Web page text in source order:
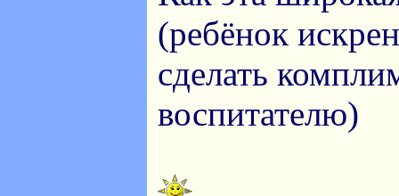
(ребёнок
сделать
воспитателю)